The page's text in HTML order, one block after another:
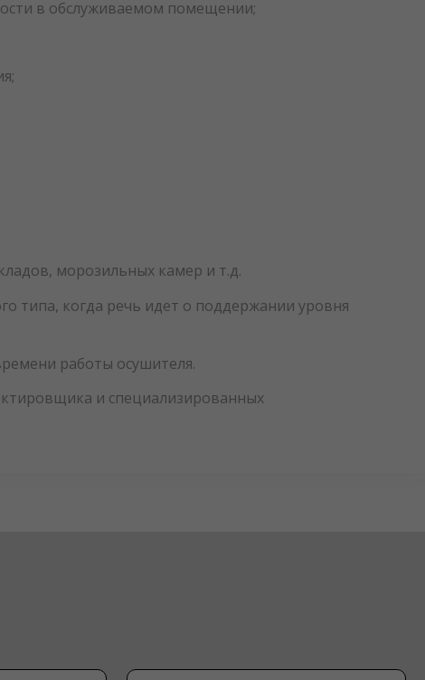
в обслуживаемом помещении;
морозильных камер и т.д.
типа, когда речь идет о поддержании уровня
работы осушителя.
и специализированных